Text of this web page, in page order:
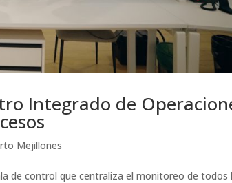
Integrado de
Mejillones
de control que centraliza el monitoreo de todos